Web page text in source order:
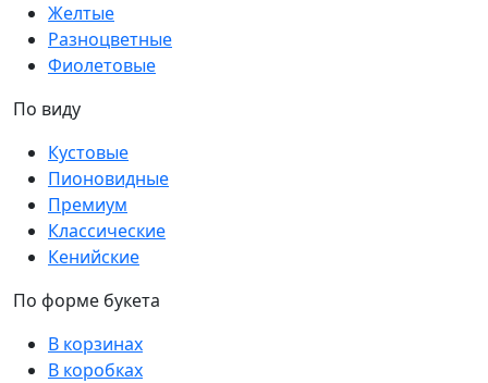
Желтые
Разноцветные
Фиолетовые
По виду
Кустовые
Пионовидные
Премиум
Классические
Кенийские
По форме букета
В корзинах
В коробках